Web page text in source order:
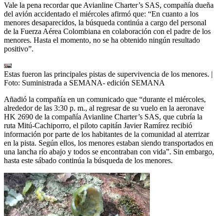
Vale la pena recordar que Avianline Charter’s SAS, compañía dueña
del avión accidentado el miércoles afirmó que: “En cuanto a los
menores desaparecidos, la búsqueda continúa a cargo del personal
de la Fuerza Aérea Colombiana en colaboración con el padre de los
menores. Hasta el momento, no se ha obtenido ningún resultado
positivo”.
Estas fueron las principales pistas de supervivencia de los menores. |
Foto: Suministrada a SEMANA- edición SEMANA
Añadió la compañía en un comunicado que “durante el miércoles,
alrededor de las 3:30 p. m., al regresar de su vuelo en la aeronave
HK 2690 de la compañía Avianline Charter’s SAS, que cubría la
ruta Mitú-Cachiporro, el piloto capitán Javier Ramírez recibió
información por parte de los habitantes de la comunidad al aterrizar
en la pista. Según ellos, los menores estaban siendo transportados en
una lancha río abajo y todos se encontraban con vida”. Sin embargo,
hasta este sábado continúa la búsqueda de los menores.